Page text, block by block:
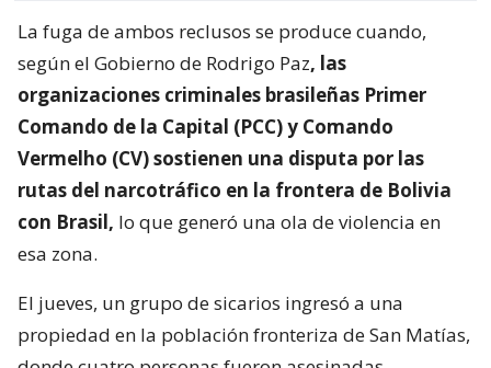
La fuga de ambos reclusos se produce cuando,
según el Gobierno de Rodrigo Paz, las
organizaciones criminales brasileñas Primer
Comando de la Capital (PCC) y Comando
Vermelho (CV) sostienen una disputa por las
rutas del narcotráfico en la frontera de Bolivia
con Brasil, lo que generó una ola de violencia en
esa zona.
El jueves, un grupo de sicarios ingresó a una
propiedad en la población fronteriza de San Matías,